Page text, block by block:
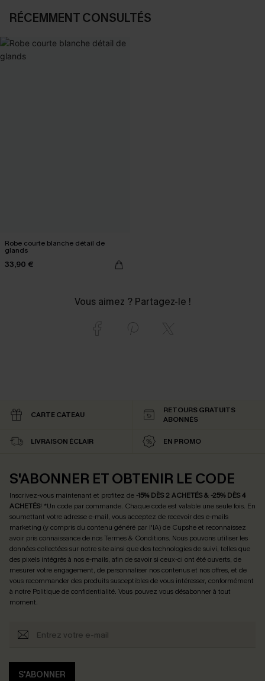
RÉCEMMENT CONSULTÉS
Robe courte blanche détail de
glands
33,90 €
Vous aimez ? Partagez-le !
CARTE CATEAU
RETOURS GRATUITS
ABONNÉS
LIVRAISON ÉCLAIR EN PROMO
S'ABONNER ET OBTENIR LE CODE
Inscrivez-vous maintenant et profitez de -15% DÈS 2 ACHETÉS & -25% DÈS 4
ACHETÉS! *Un code par commande. Chaque code est valable une seule fois. En
soumettant votre adresse e-mail, vous acceptez de recevoir des e-mails
marketing (y compris du contenu généré par l'IA) de Cupshe et reconnaissez
avoir pris connaissance de nosTermes & Conditions. Nous pouvons utiliser les
données collectées sur notre site ainsi que des technologies de suivi, telles que
des pixels intégrés à nos e-mails, afin de savoir si ceux-ci ont été ouverts, de
mesurer votre engagement, de personnaliser nos contenus et nos offres, et de
vous recommander des produits susceptibles de vous intéresser, conformément
à notre Politique de confidentialité. Vous pouvez vous désabonner à tout
moment.
S'ABONNER